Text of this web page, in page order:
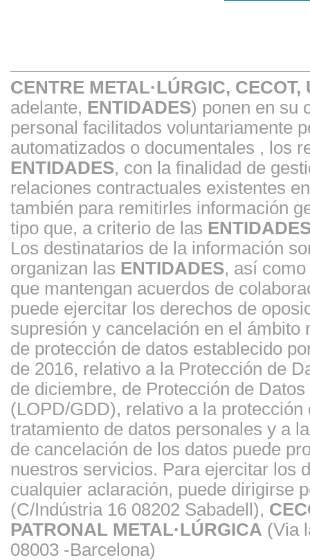
CENTRE METAL·LÚRGIC,
adelante, ENTIDADES) ponen en su
personal facilitados voluntariamente
automatizados o documentales , los
ENTIDADES, con la finalidad de
relaciones contractuales existentes
también para remitirles información
tipo que, a criterio de las
Los destinatarios de la información
organizan las ENTIDADES, así
que mantengan acuerdos de
puede ejercitar los derechos de
supresión y cancelación en el
de protección de datos establecido
de 2016, relativo a la Protección de
de diciembre, de Protección de
(LOPD/GDD), relativo a la
tratamiento de datos personales y a
de cancelación de los datos puede
nuestros servicios. Para ejercitar los
cualquier aclaración, puede dirigirse
(C/Indústria 16 08202 Sabadell),
PATRONAL METAL·LÚRGICA (Via
08003 -Barcelona)